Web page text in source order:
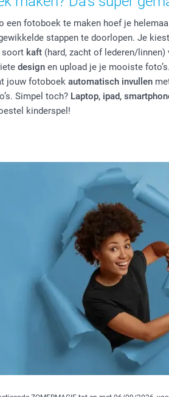
een fotoboek te maken hoef je
stappen te doorlopen. Je
soort kaft (hard, zacht of lederen/
design en upload je je mooiste
jouw fotoboek automatisch invullen
Simpel toch? Laptop, ipad,
kinderspel!